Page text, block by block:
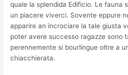
quale la splendida Edificio. Le fauna
un piacere viverci. Sovente eppure
apparire an incrociare la tale giusta
poter avere successo ragazze sono
perennemente si bourlingue oltre a
chiacchierata.